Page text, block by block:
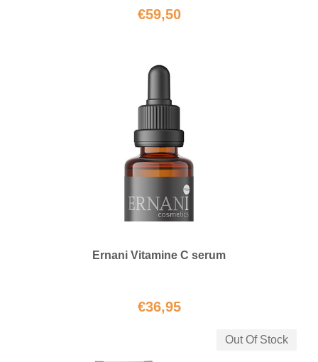
€59,50
Ernani Vitamine C serum
€36,95
Out Of Stock